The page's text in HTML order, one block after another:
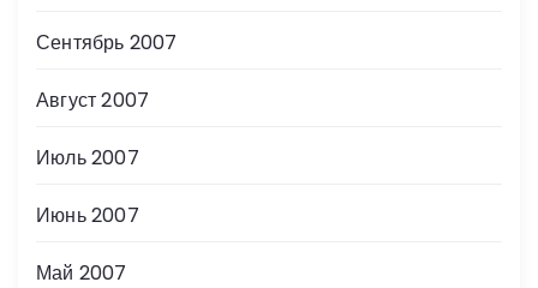
Сентябрь 2007
Август 2007
Июль 2007
Июнь 2007
Май 2007